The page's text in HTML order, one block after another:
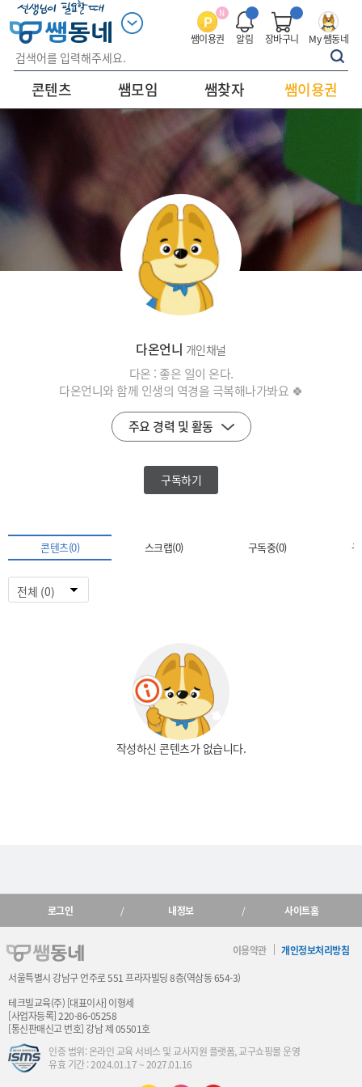
쌤이용권
N
알림 장바구니 My 쌤동네
콘텐츠 쌤모임 쌤찾자 쌤이용권
다온언니 개인채널
다온 : 좋은 일이 온다.
다온언니와 함께 인생의 역경을 극복해나가봐요 🍀
주요 경력 및 활동
구독하기
콘텐츠(0) 스크랩(0) 구독중(0)
작성하신 콘텐츠가 없습니다.
로그인 내정보 사이트홈
이용약관
개인정보처리방침
서울특별시 강남구 언주로 551 프라자빌딩 8층(역삼동 654-3)
테크빌교육(주) [대표이사] 이형세
[사업자등록] 220-86-05258
[통신판매신고 번호] 강남 제 05501호
인증 범위: 온라인 교육 서비스 및 교사지원 플랫폼, 교구쇼핑몰 운영
유효 기간 : 2024.01.17 ~ 2027.01.16